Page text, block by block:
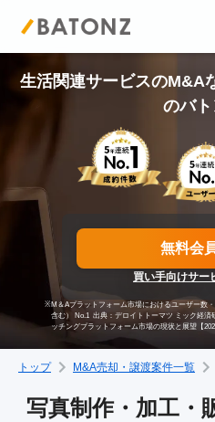
トップページ
M&A案件一覧
売りたい方へ
買いたい方へ
成約事例
M&A専門家の方へ
生活関連サービスのM&A
のバ
無料会
買い手向けサー
※M＆Aプラットフォーム市場におけるユーザー数
含む） No.1 出典：デロイトトーマツ ミック経済
ッチングプラットフォーム市場の現状と展望【
トップ M&A売却・譲渡案件一覧
写真制作・加工・